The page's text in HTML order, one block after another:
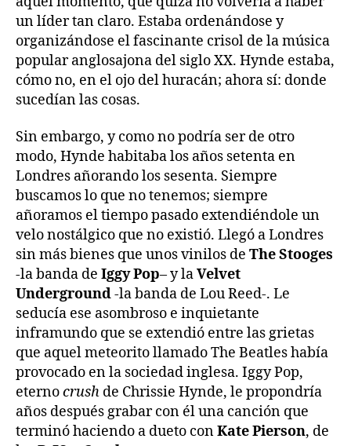
un líder tan claro. Estaba ordenándose y
organizándose el fascinante crisol de la música
popular anglosajona del siglo XX. Hynde estaba,
cómo no, en el ojo del huracán; ahora sí: donde
sucedían las cosas.
Sin embargo, y como no podría ser de otro
modo, Hynde habitaba los años setenta en
Londres añorando los sesenta. Siempre
buscamos lo que no tenemos; siempre
añoramos el tiempo pasado extendiéndole un
velo nostálgico que no existió. Llegó a Londres
sin más bienes que unos vinilos de The Stooges
-la banda de Iggy Pop– y laVelvet
Underground-la banda de Lou Reed-. Le
seducía ese asombroso e inquietante
inframundo que se extendió entre las grietas
que aquel meteorito llamado The Beatles había
provocado en la sociedad inglesa. Iggy Pop,
eternocrush de Chrissie Hynde, le propondría
años después grabar con él una canción que
terminó haciendo a dueto conKate Pierson, de